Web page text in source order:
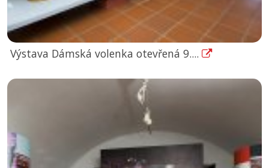
Výstava Dámská volenka otevřená 9....